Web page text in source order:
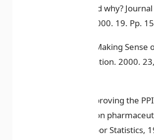
how large, and why?
economics. 2000. 19. Pp.
Danzon P.M. Making Sense
prices. Regulation. 2000.
Kelly G.G. Improving the
for prescription
Bureau of Labor Statistics,